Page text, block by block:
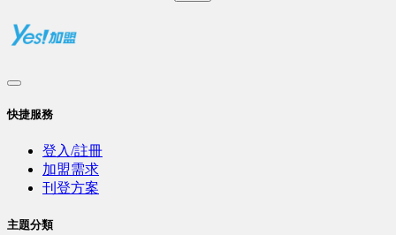
快捷服務
登入/註冊
加盟需求
刊登方案
主題分類